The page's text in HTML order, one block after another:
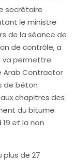
secrétaire
le ministre
de la séance de
de contrôle, a
va permettre
Arab Contractor
de béton
chapitres des
du bitume
et la non
de 27